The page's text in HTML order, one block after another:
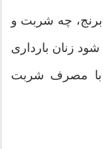
چه شربت و
زنان بارداری
با مصرف شربت